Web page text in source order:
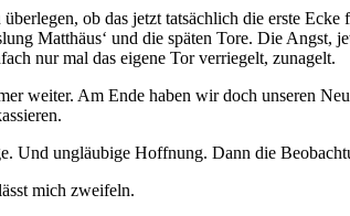
ob das jetzt tatsächlich die erste
Matthäus‘ und die späten Tore. Die
nur mal das eigene Tor verriegelt, zunagelt.
weiter. Am Ende haben wir doch unseren
ungläubige Hoffnung. Dann die
mich zweifeln.